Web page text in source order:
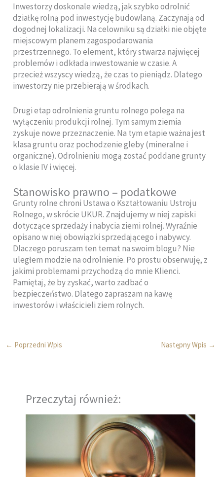
Inwestorzy doskonale wiedzą, jak szybko odrolnić
działkę rolną pod inwestycję budowlaną. Zaczynają od
dogodnej lokalizacji. Na celowniku są działki nie objęte
miejscowym planem zagospodarowania
przestrzennego. To element, który stwarza najwięcej
problemów i odkłada inwestowanie w czasie. A
przecież wszyscy wiedzą, że czas to pieniądz. Dlatego
inwestorzy nie przebierają w środkach.
Drugi etap odrolnienia gruntu rolnego polega na
wyłączeniu produkcji rolnej. Tym samym ziemia
zyskuje nowe przeznaczenie. Na tym etapie ważna jest
klasa gruntu oraz pochodzenie gleby (mineralne i
organiczne). Odrolnieniu mogą zostać poddane grunty
o klasie IV i więcej.
Stanowisko prawno – podatkowe
Grunty rolne chroni Ustawa o Kształtowaniu Ustroju
Rolnego, w skrócie UKUR. Znajdujemy w niej zapiski
dotyczące sprzedaży i nabycia ziemi rolnej. Wyraźnie
opisano w niej obowiązki sprzedającego i nabywcy.
Dlaczego poruszam ten temat na swoim blogu? Nie
uległem modzie na odrolnienie. Po prostu obserwuję, z
jakimi problemami przychodzą do mnie Klienci.
Pamiętaj, że by zyskać, warto zadbać o
bezpieczeństwo. Dlatego zapraszam na kawę
inwestorów i właścicieli ziem rolnych.
← Poprzedni Wpis Następny Wpis →
Przeczytaj również: